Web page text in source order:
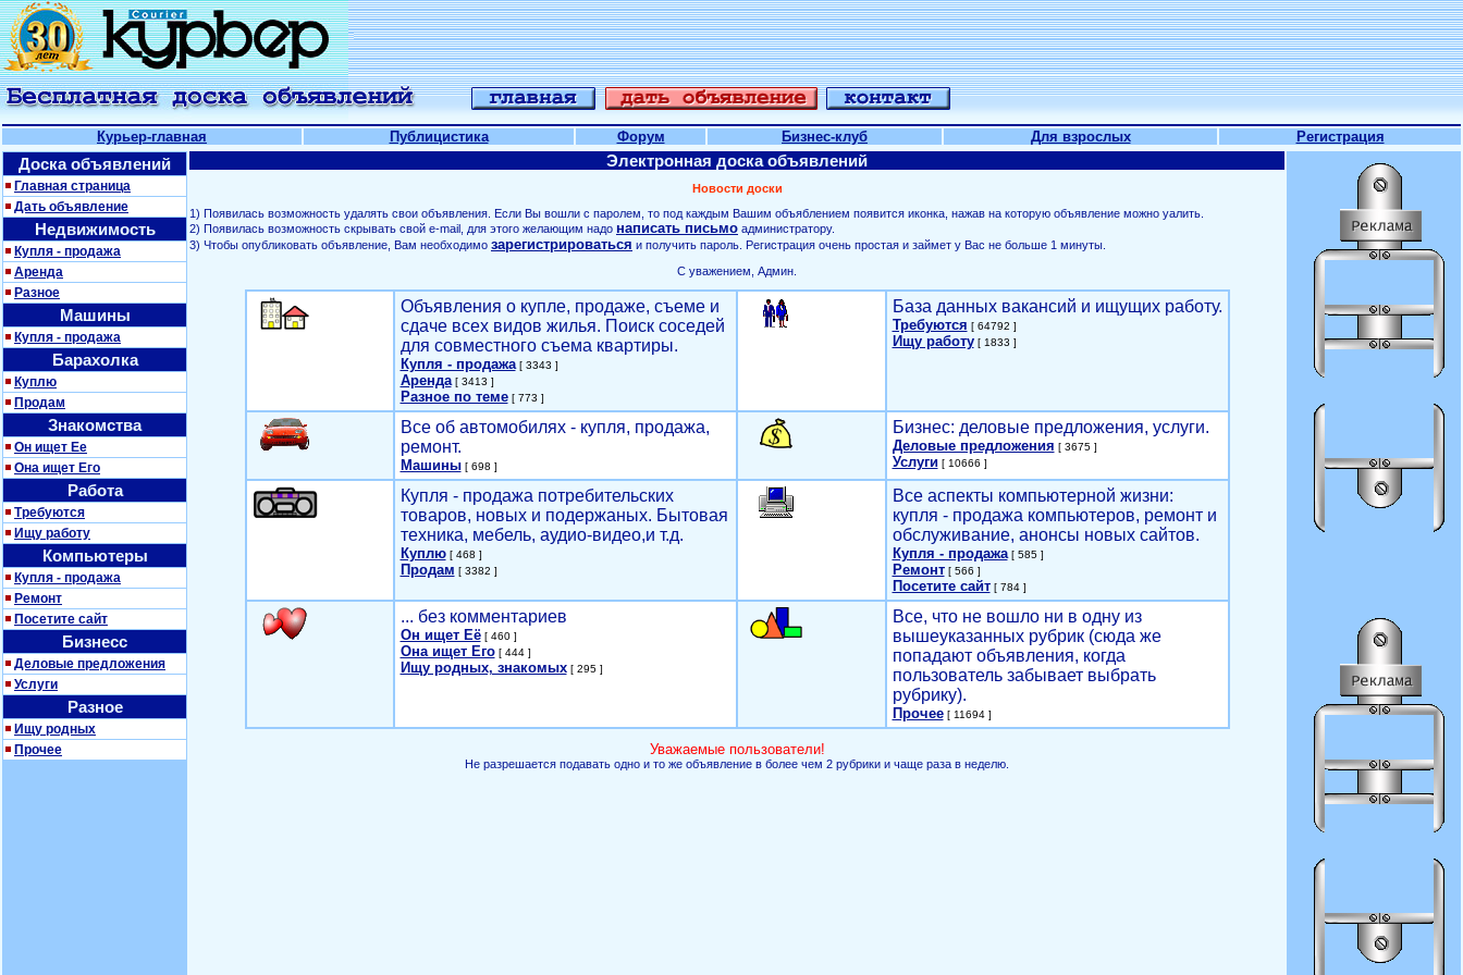
Курьер-главная Публицистика Форум Бизнес-клуб Для взрослых Регистрация
Доска объявлений
Главная страница
Дать объявление
Недвижимость
Купля - продажа
Аренда
Разное
Машины
Купля - продажа
Барахолка
Куплю
Продам
Знакомства
Он ищет Ее
Она ищет Его
Работа
Требуются
Ищу работу
Компьютеры
Купля - продажа
Ремонт
Посетите сайт
Бизнесс
Деловые предложения
Услуги
Разное
Ищу родных
Прочее
Электронная доска объявлений
Новости доски
1) Появилась возможность удалять свои объявления. Если Вы вошли с паролем, то под каждым Вашим объяблением появится иконка, нажав на которую объявление можно уалить.
2) Появилась возможность скрывать свой е-mail, для этого желающим надо написать письмо администратору.
3) Чтобы опубликовать объявление, Вам необходимо зарегистрироваться и получить пароль. Регистрация очень простая и займет у Вас не больше 1 минуты.
С уважением, Админ.
Объявления о купле, продаже, съеме и
сдаче всех видов жилья. Поиск соседей
для совместного съема квартиры.
Купля - продажа[ 3343 ]
Аренда[ 3413 ]
Разное по теме[ 773 ]
База данных вакансий и ищущих работу.
Требуются [ 64792 ]
Ищу работу[ 1833 ]
Все об автомобилях - купля, продажа,
ремонт.
Машины[ 698 ]
Бизнес: деловые предложения, услуги.
Деловые предложения [ 3675 ]
Услуги[ 10666 ]
Купля - продажа потребительских
товаров, новых и подержаных. Бытовая
техника, мебель, аудио-видео,и т.д.
Куплю[ 468 ]
Продам [ 3382 ]
Все аспекты компьютерной жизни:
купля - продажа компьютеров, ремонт и
обслуживание, анонсы новых сайтов.
Купля - продажа[ 585 ]
Ремонт[ 566 ]
Посетите сайт[ 784 ]
... без комментариев
Он ищет Её[ 460 ]
Она ищет Его[ 444 ]
Ищу родных, знакомых[ 295 ]
Все, что не вошло ни в одну из
вышеуказанных рубрик (сюда же
попадают объявления, когда
пользователь забывает выбрать
рубрику).
Прочее[ 11694 ]
Уважаемые пользователи!
Не разрешается подавать одно и то же объявление в более чем 2 рубрики и чаще раза в неделю.